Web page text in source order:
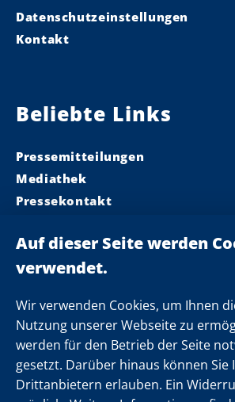
Wir verwenden Cookies, um Ihnen
Nutzung unserer Webseite zu
werden für den Betrieb der Seite
gesetzt. Darüber hinaus können Sie
Drittanbietern erlauben. Ein
Datenschutzeinstellungen
Kontakt
Beliebte Links
Pressemitteilungen
Mediathek
Pressekontakt
Landeskabinett
Einsamkeit
Folgen Sie uns